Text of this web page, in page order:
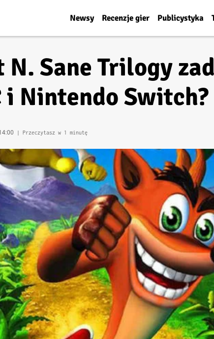
Newsy Recenzje gier Publicystyka
N. Sane Trilogy
i Nintendo Switch?
| Przeczytasz w 1 minutę